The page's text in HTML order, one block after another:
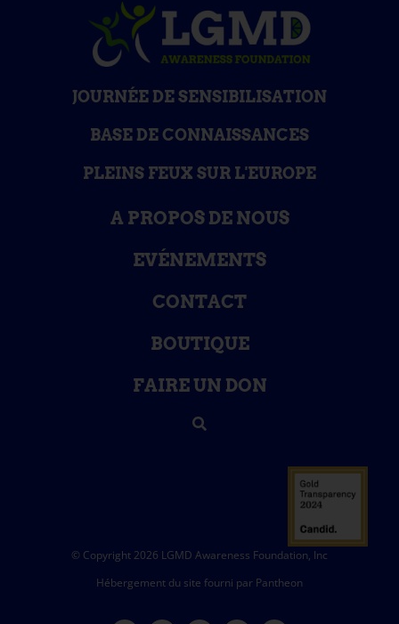
JOURNÉE DE SENSIBILISATION
BASE DE CONNAISSANCES
PLEINS FEUX SUR L'EUROPE
A PROPOS DE NOUS
EVÉNEMENTS
CONTACT
BOUTIQUE
FAIRE UN DON
© Copyright 2026 LGMD Awareness Foundation, Inc
Hébergement du site fourni par Pantheon